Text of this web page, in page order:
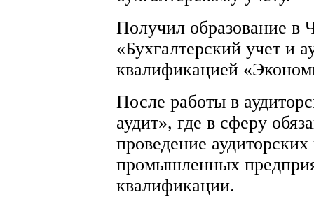
Получил образование в
«Бухгалтерский учет и
квалификацией
После работы в
аудит», где в сферу
проведение
промышленных
квалификации.